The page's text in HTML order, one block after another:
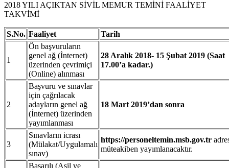
2018 YILI AÇIKTAN SİVİL MEMUR TEMİNİ FAALİYET
TAKVİMİ
S.No. Faaliyet Tarih
1
Ön başvuruların
genel ağ (İnternet)
üzerinden çevrimiçi
(Online) alınması
28 Aralık 2018- 15 Şubat 2019 (Saat
17.00’a kadar.)
2
Başvuru ve sınavlar
için çağrılacak
adayların genel ağ
(İnternet) üzerinden
yayımlanması
18 Mart 2019’dan sonra
3
Sınavların icrası
(Mülakat/Uygulamalı
sınav)
https://personeltemin.msb.gov.tr
müteakiben yayımlanacaktır.
Başarılı (Asil ve